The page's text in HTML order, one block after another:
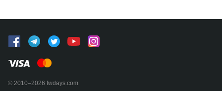
© 2010–2026 fwdays.com